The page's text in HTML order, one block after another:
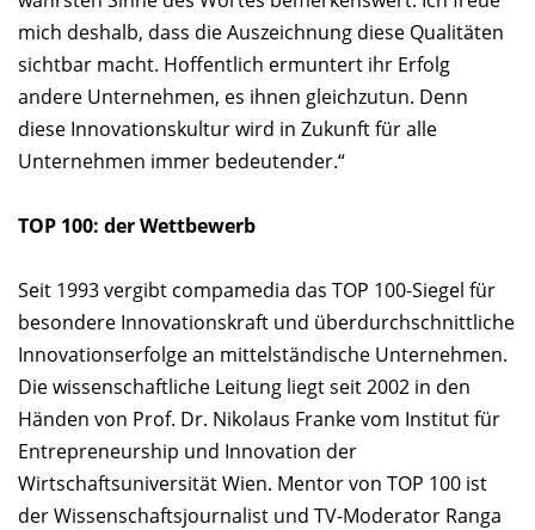
mich deshalb, dass die Auszeichnung diese Qualitäten
sichtbar macht. Hoffentlich ermuntert ihr Erfolg
andere Unternehmen, es ihnen gleichzutun. Denn
diese Innovationskultur wird in Zukunft für alle
Unternehmen immer bedeutender.“
TOP 100: der Wettbewerb
Seit 1993 vergibt compamedia das TOP 100-Siegel für
besondere Innovationskraft und überdurchschnittliche
Innovationserfolge an mittelständische Unternehmen.
Die wissenschaftliche Leitung liegt seit 2002 in den
Händen von Prof. Dr. Nikolaus Franke vom Institut für
Entrepreneurship und Innovation der
Wirtschaftsuniversität Wien. Mentor von TOP 100 ist
der Wissenschaftsjournalist und TV-Moderator Ranga